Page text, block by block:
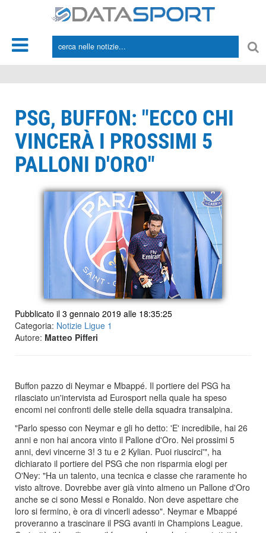
PSG, BUFFON: "ECCO CHI
VINCERÀ I PROSSIMI 5
PALLONI D'ORO"
Pubblicato il 3 gennaio 2019 alle 18:35:25
Categoria: Notizie Ligue 1
Autore: Matteo Pifferi
Buffon pazzo di Neymar e Mbappé. Il portiere del PSG ha
rilasciato un'intervista ad Eurosport nella quale ha speso
encomi nei confronti delle stelle della squadra transalpina.
"Parlo spesso con Neymar e gli ho detto: 'E' incredibile, hai 26
anni e non hai ancora vinto il Pallone d'Oro. Nei prossimi 5
anni, devi vincerne 3! 3 tu e 2 Kylian. Puoi riuscirci'", ha
dichiarato il portiere del PSG che non risparmia elogi per
O'Ney: "Ha un talento, una tecnica e classe che raramente ho
visto altrove. Dovrebbe aver già vinto almeno un Pallone d'Oro
anche se ci sono Messi e Ronaldo. Non deve aspettare che
loro si fermino, è ora di vincerli adesso". Neymar e Mbappé
proveranno a trascinare il PSG avanti in Champions League.